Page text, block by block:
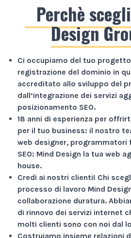
Perchè
Design
Ci occupiamo del tuo
registrazione del dominio in
accreditato allo sviluppo del
dall’integrazione dei servizi
posizionamento SEO.
18 anni di esperienza per
per il tuo business: il nostro
web designer, programmatori
SEO: Mind Design la tua web
house.
Credi ai nostri clienti! Chi
processo di lavoro Mind
collaborazione duratura.
di rinnovo dei servizi internet
molti clienti sono con noi dal
Costruiamo insieme relazioni